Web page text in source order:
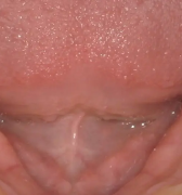
約3か月
88,000円
歯茎が下
の部分を
外科処置